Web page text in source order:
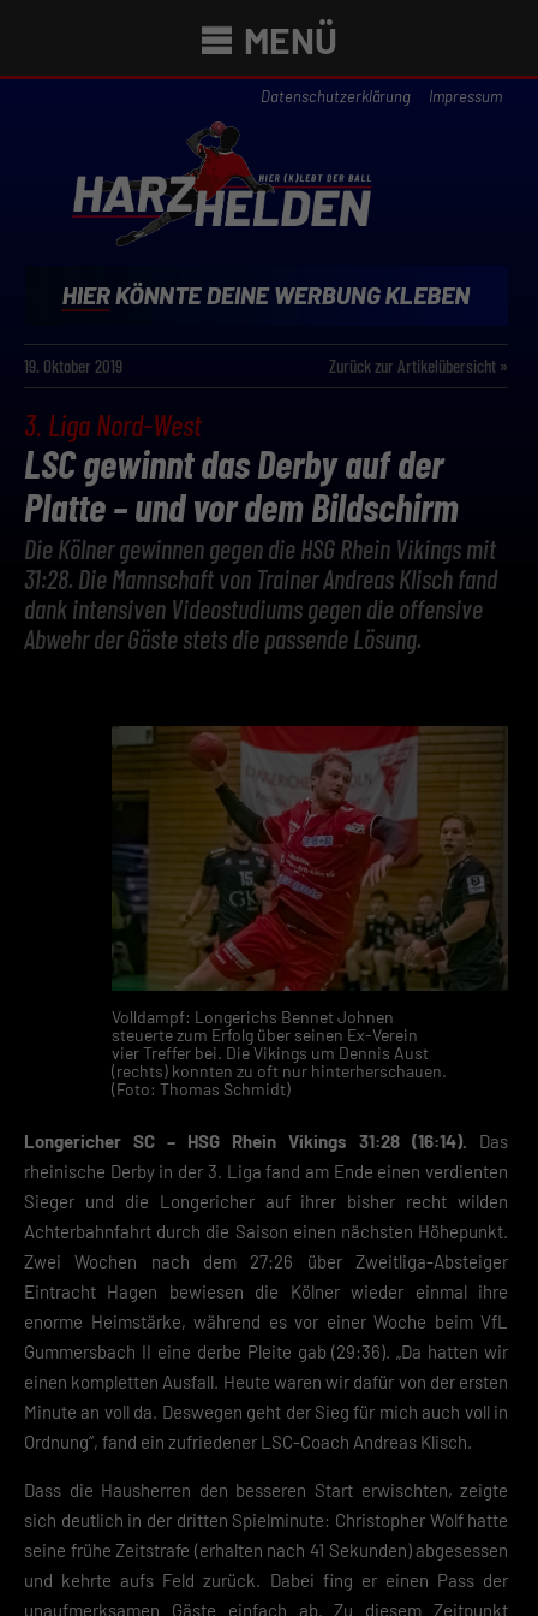
MENÜ
Datenschutzerklärung Impressum
19. Oktober 2019 Zurück zur Artikelübersicht »
3. Liga Nord-West
LSC gewinnt das Derby auf der
Platte – und vor dem Bildschirm
Die Kölner gewinnen gegen die HSG Rhein Vikings mit
31:28. Die Mannschaft von Trainer Andreas Klisch fand
dank intensiven Videostudiums gegen die offensive
Abwehr der Gäste stets die passende Lösung.
Volldampf: Longerichs Bennet Johnen
steuerte zum Erfolg über seinen Ex-Verein
vier Treffer bei. Die Vikings um Dennis Aust
(rechts) konnten zu oft nur hinterherschauen.
(Foto: Thomas Schmidt)
Longericher SC – HSG Rhein Vikings 31:28 (16:14). Das
rheinische Derby in der 3. Liga fand am Ende einen verdienten
Sieger und die Longericher auf ihrer bisher recht wilden
Achterbahnfahrt durch die Saison einen nächsten Höhepunkt.
Zwei Wochen nach dem 27:26 über Zweitliga-Absteiger
Eintracht Hagen bewiesen die Kölner wieder einmal ihre
enorme Heimstärke, während es vor einer Woche beim VfL
Gummersbach II eine derbe Pleite gab (29:36). „Da hatten wir
einen kompletten Ausfall. Heute waren wir dafür von der ersten
Minute an voll da. Deswegen geht der Sieg für mich auch voll in
Ordnung“, fand ein zufriedener LSC-Coach Andreas Klisch.
Dass die Hausherren den besseren Start erwischten, zeigte
sich deutlich in der dritten Spielminute: Christopher Wolf hatte
seine frühe Zeitstrafe (erhalten nach 41 Sekunden) abgesessen
und kehrte aufs Feld zurück. Dabei fing er einen Pass der
unaufmerksamen Gäste einfach ab. Zu diesem Zeitpunkt